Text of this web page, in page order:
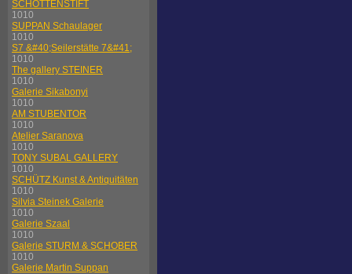
SCHOTTENSTIFT
1010
SUPPAN Schaulager
1010
S7 &#40;Seilerstätte 7&#41;
1010
The gallery STEINER
1010
Galerie Sikabonyi
1010
AM STUBENTOR
1010
Atelier Saranova
1010
TONY SUBAL GALLERY
1010
SCHÜTZ Kunst & Antiquitäten
1010
Silvia Steinek Galerie
1010
Galerie Szaal
1010
Galerie STURM & SCHOBER
1010
Galerie Martin Suppan